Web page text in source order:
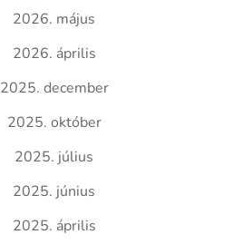
2026. május
2026. április
2025. december
2025. október
2025. július
2025. június
2025. április